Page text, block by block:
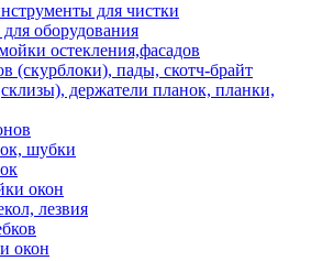
для чистки
оборудования
остекления,фасадов
(скурблоки), пады, скотч-брайт
держатели планок, планки,
шубки
окон
лезвия
окон